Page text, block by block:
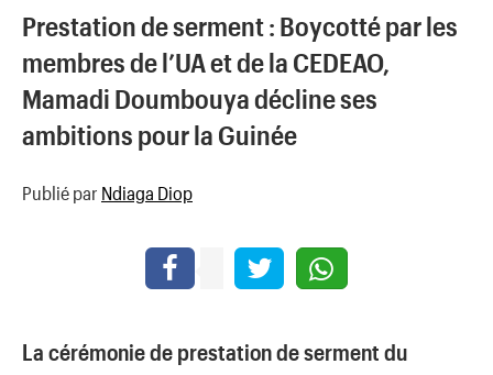
Prestation de serment : Boycotté par les
membres de l’UA et de la CEDEAO,
Mamadi Doumbouya décline ses
ambitions pour la Guinée
Publié par Ndiaga Diop
La cérémonie de prestation de serment du